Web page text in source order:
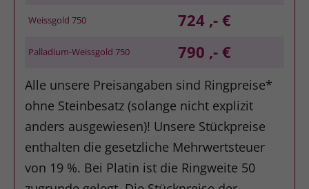
Weissgold 750 724 ,- €
Palladium-Weissgold 750 790 ,- €
Alle unsere Preisangaben sind Ringpreise*
ohne Steinbesatz (solange nicht explizit
anders ausgewiesen)! Unsere Stückpreise
enthalten die gesetzliche Mehrwertsteuer
von 19 %. Bei Platin ist die Ringweite 50